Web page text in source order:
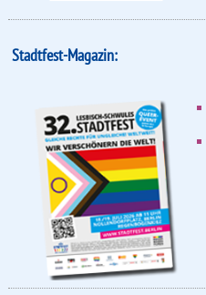
Stadtfest-Magazin: